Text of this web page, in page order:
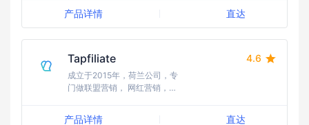
产品详情 直达
Tapfiliate 4.6
成立于2015年，荷兰公司，专
门做联盟营销， 网红营销，社
产品详情 直达